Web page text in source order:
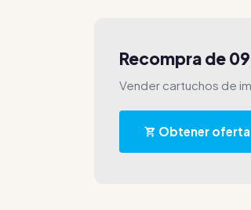
Recompra de
Vender cartuchos de
Obtener oferta